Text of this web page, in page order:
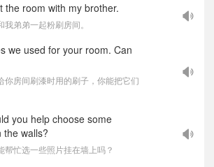
the room with my brother.
弟弟一起粉刷房间。
we used for your room. Can
你房间刷漆时用的刷子，你能把它们
you help choose some
the walls?
帮忙选一些照片挂在墙上吗？